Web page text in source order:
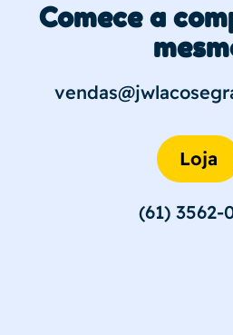
Comece a
Loja
(61) 3562-